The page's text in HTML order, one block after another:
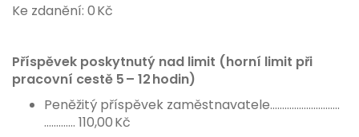
Ke zdanění: 0 Kč
Příspěvek poskytnutý nad limit (horní limit při
pracovní cestě 5 – 12 hodin)
Peněžitý příspěvek zaměstnavatele………………………..
…….…… 110,00 Kč